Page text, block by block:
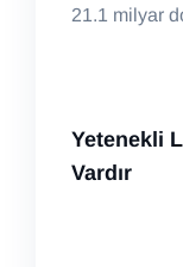
21.1 milyar
Yetenekli
Vardır